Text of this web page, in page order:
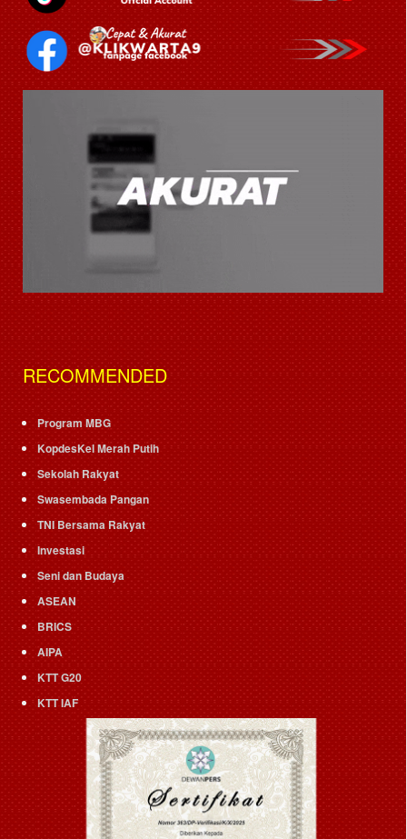
RECOMMENDED
Program MBG
KopdesKel Merah Putih
Sekolah Rakyat
Swasembada Pangan
TNI Bersama Rakyat
Investasi
Seni dan Budaya
ASEAN
BRICS
AIPA
KTT G20
KTT IAF